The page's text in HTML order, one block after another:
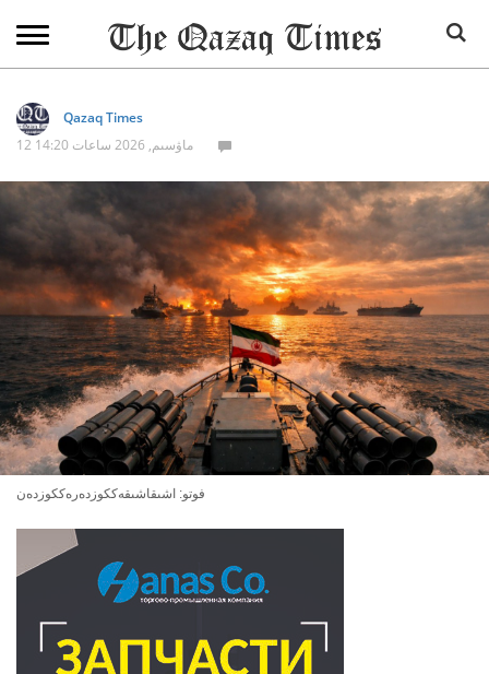
Qazaq Times
12 ماۋسىم, 2026 ساعات 14:20
فوتو: اشىقاشىقەككوزدەرەككوزدەن